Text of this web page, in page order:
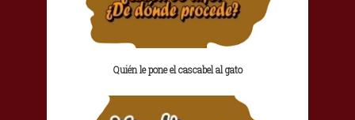
Quién le pone el cascabel al gato